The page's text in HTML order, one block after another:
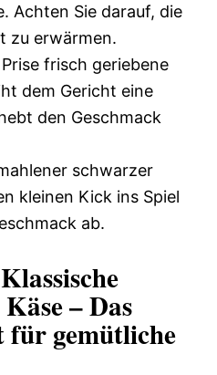
Achten Sie darauf, die
zu erwärmen.
Prise frisch geriebene
dem Gericht eine
den Geschmack
schwarzer
kleinen Kick ins Spiel
ab.
– Das
für gemütliche